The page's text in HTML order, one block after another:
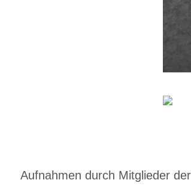
Aufnahmen durch Mitglieder